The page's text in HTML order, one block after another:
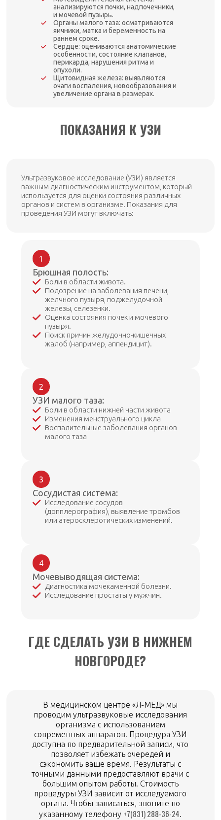
анализируются почки, надпочечники,
и мочевой пузырь.
Органы малого таза: осматриваются
яичники, матка и беременность на
раннем сроке.
Сердце: оцениваются анатомические
особенности, состояние клапанов,
перикарда, нарушения ритма и
опухоли.
Щитовидная железа: выявляются
очаги воспаления, новообразования и
увеличение органа в размерах.
ПОКАЗАНИЯ К УЗИ
Ультразвуковое исследование (УЗИ) является
важным диагностическим инструментом, который
используется для оценки состояния различных
органов и систем в организме. Показания для
проведения УЗИ могут включать:
1
Брюшная полость:
Боли в области живота.
Подозрение на заболевания печени,
желчного пузыря, поджелудочной
железы, селезенки.
Оценка состояния почек и мочевого
пузыря.
Поиск причин желудочно-кишечных
жалоб (например, аппендицит).
2
УЗИ малого таза:
Боли в области нижней части живота
Изменения менструального цикла
Воспалительные заболевания органов
малого таза
3
Сосудистая система:
Исследование сосудов
(допплерография), выявление тромбов
или атеросклеротических изменений.
4
Мочевыводящая система:
Диагностика мочекаменной болезни.
Исследование простаты у мужчин.
ГДЕ СДЕЛАТЬ УЗИ В НИЖНЕМ
НОВГОРОДЕ?
В медицинском центре «Л-МЕД» мы
проводим ультразвуковые исследования
организма с использованием
современных аппаратов. Процедура УЗИ
доступна по предварительной записи, что
позволяет избежать очередей и
сэкономить ваше время. Результаты с
точными данными предоставляют врачи с
большим опытом работы. Стоимость
процедуры УЗИ зависит от исследуемого
органа. Чтобы записаться, звоните по
указанному телефону +7(831) 288-36-24.